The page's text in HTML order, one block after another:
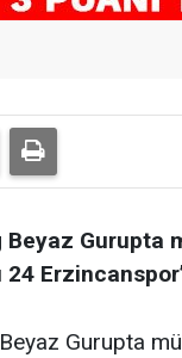
Gurupta
24
Gurupta